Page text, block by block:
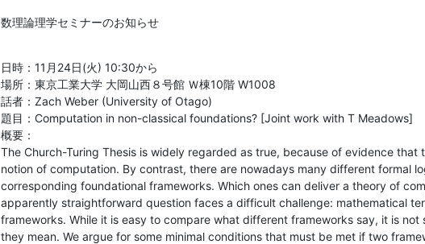
数理論理学セミナーのお知らせ
日時：11月24日(火) 10:30から
場所：東京工業大学 大岡山西８号館 Ｗ棟10階 W1008
話者：Zach Weber (University of Otago)
題目：Computation in non-classical foundations? [Joint work with T Meadows]
概要：
The Church-Turing Thesis is widely regarded as true, because of evidence that
notion of computation. By contrast, there are nowadays many different formal
corresponding foundational frameworks. Which ones can deliver a theory of
apparently straightforward question faces a difficult challenge: mathematical
frameworks. While it is easy to compare what different frameworks say, it is not
they mean. We argue for some minimal conditions that must be met if two